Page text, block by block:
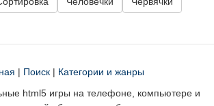
| Поиск| Категории и жанры
html5 игры на телефоне, компьютере и